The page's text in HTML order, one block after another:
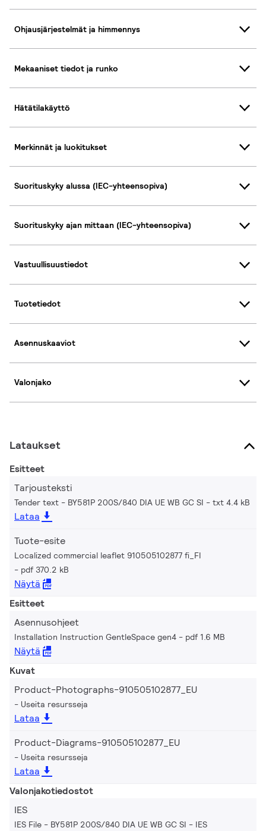
Ohjausjärjestelmät ja himmennys
Mekaaniset tiedot ja runko
Hätätilakäyttö
Merkinnät ja luokitukset
Suorituskyky alussa (IEC-yhteensopiva)
Suorituskyky ajan mittaan (IEC-yhteensopiva)
Vastuullisuustiedot
Tuotetiedot
Asennuskaaviot
Valonjako
Lataukset
Esitteet
Tarjousteksti
Tender text - BY581P 200S/840 DIA UE WB GC SI txt 4.4 kB
Lataa
Tuote-esite
Localized commercial leaflet 910505102877 fi_FI
pdf 370.2 kB
Näytä
Esitteet
Asennusohjeet
Installation Instruction GentleSpace gen4 pdf 1.6 MB
Näytä
Kuvat
Product-Photographs-910505102877_EU
Useita resursseja
Lataa
Product-Diagrams-910505102877_EU
Useita resursseja
Lataa
Valonjakotiedostot
IES
IES File - BY581P 200S/840 DIA UE WB GC SI IES